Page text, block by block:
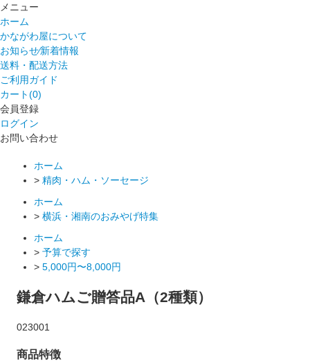
メニュー
ホーム
かながわ屋について
お知らせ⁄新着情報
送料・配送方法
ご利用ガイド
カート(0)
会員登録
ログイン
お問い合わせ
ホーム
>精肉・ハム・ソーセージ
ホーム
>横浜・湘南のおみやげ特集
ホーム
>予算で探す
>5,000円〜8,000円
鎌倉ハムご贈答品A（2種類）
023001
商品特徴